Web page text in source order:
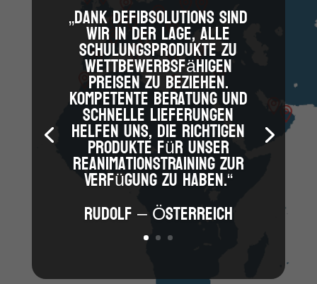
„Dank DefibSolutions sind
wir in der Lage, alle
Schulungsprodukte zu
wettbewerbsfähigen
Preisen zu beziehen.
Kompetente Beratung und
schnelle Lieferungen
helfen uns, die richtigen
Produkte für unser
Reanimationstraining zur
Verfügung zu haben.“
Rudolf – Österreich